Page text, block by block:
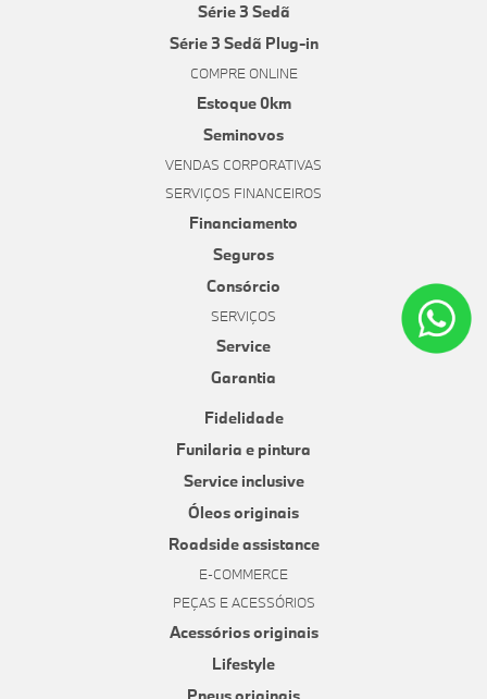
Série 3 Sedã
Série 3 Sedã Plug-in
COMPRE ONLINE
Estoque 0km
Seminovos
VENDAS CORPORATIVAS
SERVIÇOS FINANCEIROS
Financiamento
Seguros
Consórcio
SERVIÇOS
Service
Garantia
Fidelidade
Funilaria e pintura
Service inclusive
Óleos originais
Roadside assistance
E-COMMERCE
PEÇAS E ACESSÓRIOS
Acessórios originais
Lifestyle